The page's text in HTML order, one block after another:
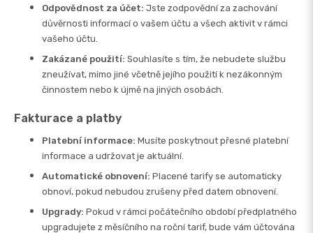
Odpovědnost za účet: Jste zodpovědní za zachování
důvěrnosti informací o vašem účtu a všech aktivit v rámci
vašeho účtu.
Zakázané použití: Souhlasíte s tím, že nebudete službu
zneužívat, mimo jiné včetně jejího použití k nezákonným
činnostem nebo k újmě na jiných osobách.
Fakturace a platby
Platební informace: Musíte poskytnout přesné platební
informace a udržovat je aktuální.
Automatické obnovení: Placené tarify se automaticky
obnoví, pokud nebudou zrušeny před datem obnovení.
Upgrady: Pokud v rámci počátečního období předplatného
upgradujete z měsíčního na roční tarif, bude vám účtována